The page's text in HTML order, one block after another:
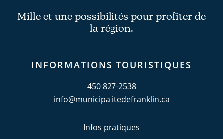
Mille et une possibilités pour profiter de
la région.
INFORMATIONS TOURISTIQUES
450 827-2538
info@municipalitedefranklin.ca
Infos pratiques